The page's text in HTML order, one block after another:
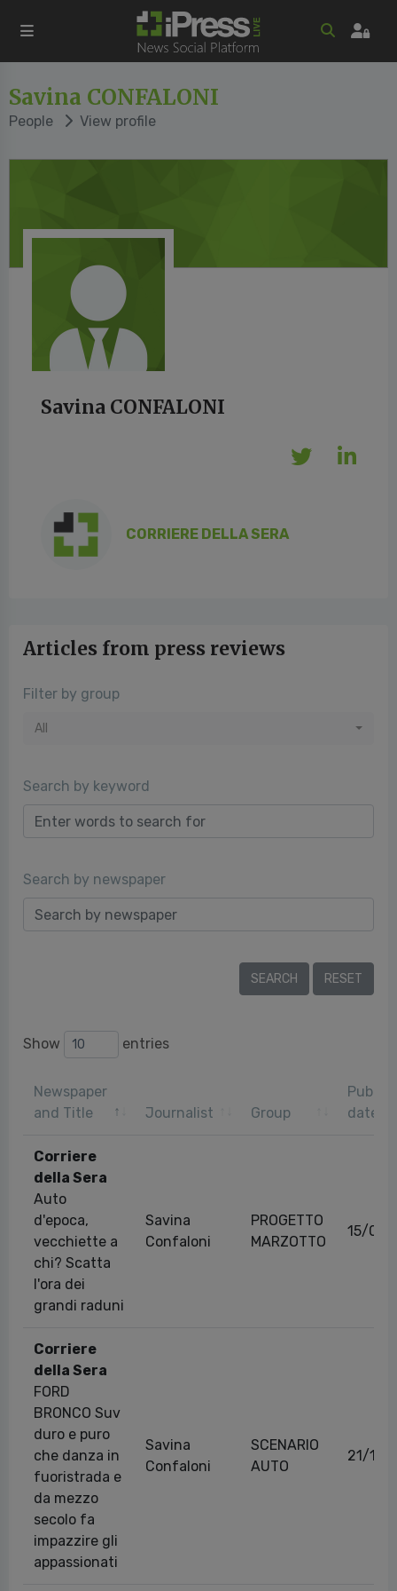
Savina CONFALONI
People View profile
Savina CONFALONI
CORRIERE DELLA SERA
Articles from press reviews
Filter by group
All
Search by keyword
Search by newspaper
Show entries
Newspaper
and Title
Journalist Group
date
Corriere
della Sera
Auto
d'epoca,
vecchiette a
chi? Scatta
l'ora dei
grandi raduni
Savina
Confaloni
PROGETTO
MARZOTTO
15/05/
Corriere
della Sera
FORD
BRONCO Suv
duro e puro
che danza in
fuoristrada e
da mezzo
secolo fa
impazzire gli
appassionati
Savina
Confaloni
SCENARIO
AUTO
21/12/